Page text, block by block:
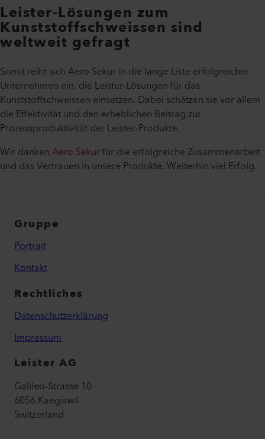
Leister-Lösungen zum
Kunststoffschweissen sind
weltweit gefragt
Somit reiht sich Aero Sekur in die lange Liste erfolgreicher
Unternehmen ein, die Leister-Lösungen für das
Kunststoffschweissen einsetzen. Dabei schätzen sie vor allem
die Effektivität und den erheblichen Beitrag zur
Prozessproduktivität der Leister-Produkte.
Wir dankenAero Sekurfür die erfolgreiche Zusammenarbeit
und das Vertrauen in unsere Produkte. Weiterhin viel Erfolg.
Gruppe
Portrait
Kontakt
Rechtliches
Datenschutzerklärung
Impressum
Leister AG
Galileo-Strasse 10
6056 Kaegiswil
Switzerland